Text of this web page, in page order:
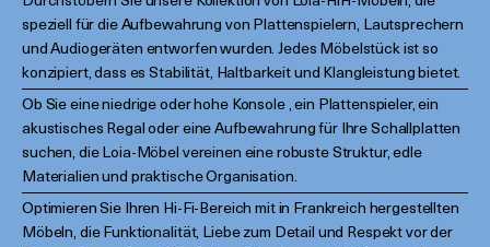
speziell für die Aufbewahrung von Plattenspielern, Lautsprechern
und Audiogeräten entworfen wurden. Jedes Möbelstück ist so
konzipiert, dass es Stabilität, Haltbarkeit und Klangleistung bietet.
Ob Sie eine niedrige oder hohe Konsole , ein Plattenspieler, ein
akustisches Regal oder eine Aufbewahrung für Ihre Schallplatten
suchen, die Loia-Möbel vereinen eine robuste Struktur, edle
Materialien und praktische Organisation.
Optimieren Sie Ihren Hi-Fi-Bereich mit in Frankreich hergestellten
Möbeln, die Funktionalität, Liebe zum Detail und Respekt vor der